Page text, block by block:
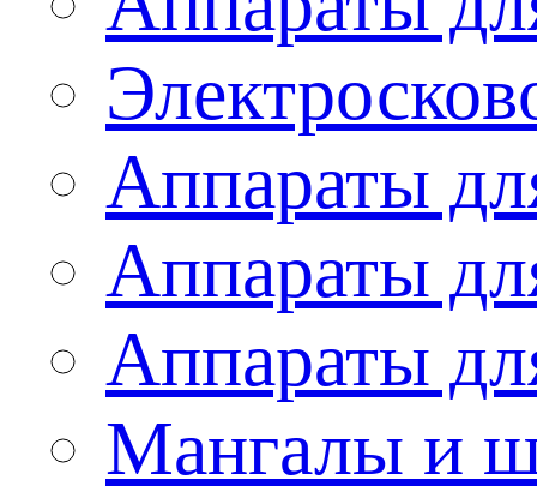
Аппараты
Аппараты
Аппараты
Мангалы и